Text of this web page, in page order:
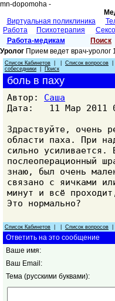
mn-dopomoha -
Виртуальная поликлиника
Работа
Психотерапия
Работа-медикам
Поиск
Уролог Прием ведет врач-
Список Кабинетов Список вопросов
собеседники
Поиск
боль в паху
Автор: Саша
Дата: 11 Мар 2011
Здраствуйте, очень
области паха. При
сильно
послеоперационный
знаю, был очень
связано с яичками
минут и всё
Это нормально?
Список Кабинетов
Список вопросов
Ответить на это сообщение
Ваше имя:
Ваш Email:
Тема (русскими буквами):